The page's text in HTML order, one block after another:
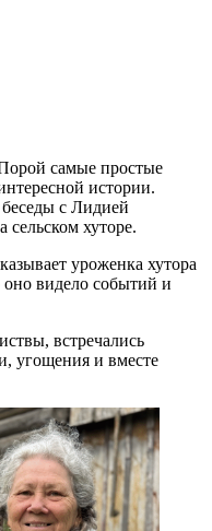
самые простые
истории.
с Лидией
хуторе.
уроженка хутора
оно видело событий и
встречались
угощения и вместе